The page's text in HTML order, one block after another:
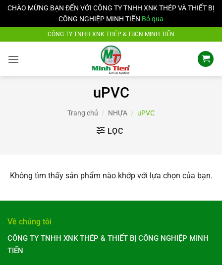
CHÀO MỪNG BẠN ĐẾN VỚI CÔNG TY TNHH XNK THÉP VÀ THIẾT BỊ
CÔNG NGHIỆP MINH TIẾN Bỏ qua
nội
CÔNG TY TNHH XNK THÉP & TBCN MINH TIẾN
uPVC
Trang chủ / NHỰA / uPVC
LỌC
Không tìm thấy sản phẩm nào khớp với lựa chọn của bạn.
Về chúng tôi
CÔNG TY TNHH XNK THÉP & THIẾT BỊ CÔNG NGHIỆP MINH
TIẾN